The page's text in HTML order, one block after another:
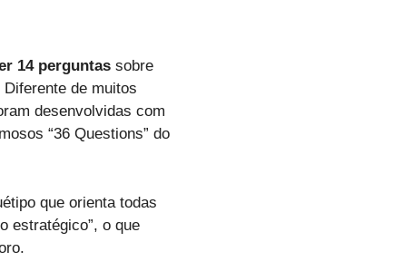
14 perguntas sobre
de muitos
desenvolvidas com
“36 Questions” do
que orienta todas
estratégico”, o que